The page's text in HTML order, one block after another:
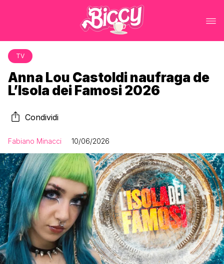
TV
Anna Lou Castoldi naufraga de
L’Isola dei Famosi 2026
Condividi
Fabiano Minacci 10/06/2026